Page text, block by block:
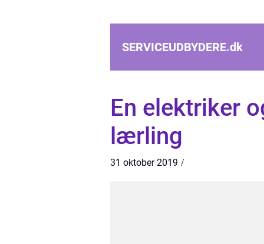
SERVICEUDBYDERE.dk
En elektriker
lærling
31 oktober 2019